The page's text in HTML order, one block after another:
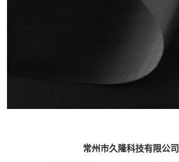
常州市久隆科技有限公司